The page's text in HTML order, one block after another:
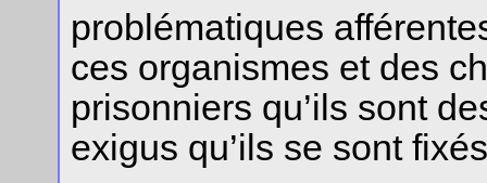
problématiques
ces organismes et des
prisonniers qu’ils sont
exigus qu’ils se sont